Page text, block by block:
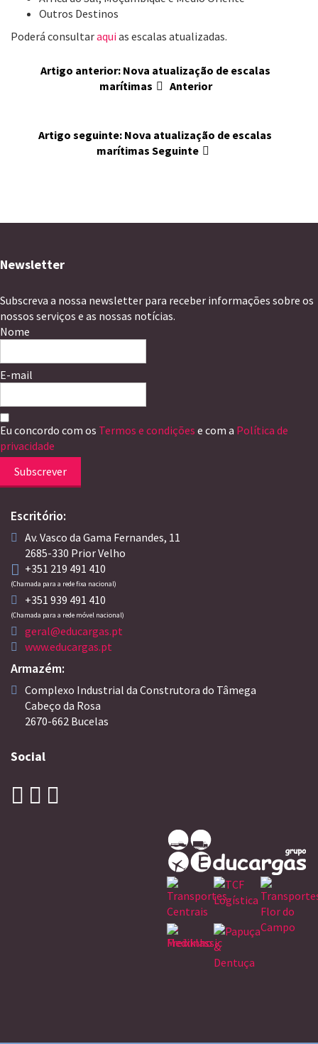
Outros Destinos
Poderá consultaraqui as escalas atualizadas.
Artigo anterior: Nova atualização de escalas
marítimas
Anterior
Artigo seguinte: Nova atualização de escalas
marítimas Seguinte
Newsletter
Subscreva a nossa newsletter para receber informações sobre os
nossos serviços e as nossas notícias.
Nome
E-mail
Eu concordo com os Termos e condições e com a Política de
privacidade
Subscrever
Escritório:
Av. Vasco da Gama Fernandes, 11
2685-330 Prior Velho
+351 219 491 410
(Chamada para a rede fixa nacional)
+351 939 491 410
(Chamada para a rede móvel nacional)
geral@educargas.pt
www.educargas.pt
Armazém:
Complexo Industrial da Construtora do Tâmega
Cabeço da Rosa
2670-662 Bucelas
Social